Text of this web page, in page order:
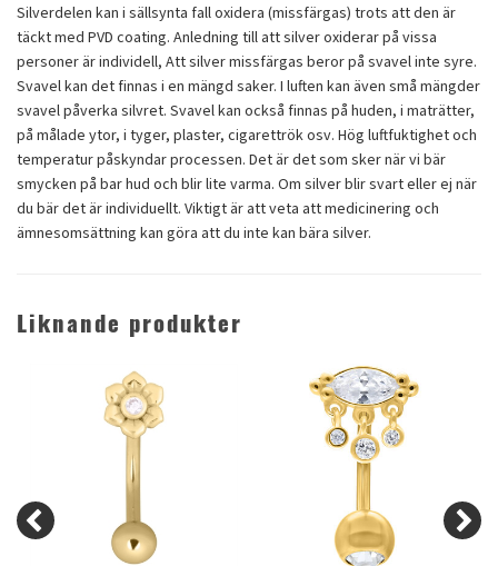
Silverdelen kan i sällsynta fall oxidera (missfärgas) trots att den är
täckt med PVD coating. Anledning till att silver oxiderar på vissa
personer är individell, Att silver missfärgas beror på svavel inte syre.
Svavel kan det finnas i en mängd saker. I luften kan även små mängder
svavel påverka silvret. Svavel kan också finnas på huden, i maträtter,
på målade ytor, i tyger, plaster, cigarettrök osv. Hög luftfuktighet och
temperatur påskyndar processen. Det är det som sker när vi bär
smycken på bar hud och blir lite varma. Om silver blir svart eller ej när
du bär det är individuellt. Viktigt är att veta att medicinering och
ämnesomsättning kan göra att du inte kan bära silver.
Liknande produkter